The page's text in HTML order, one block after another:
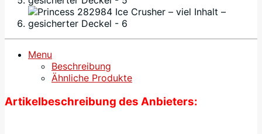
Menu
Beschreibung
Ähnliche Produkte
Artikelbeschreibung des Anbieters: